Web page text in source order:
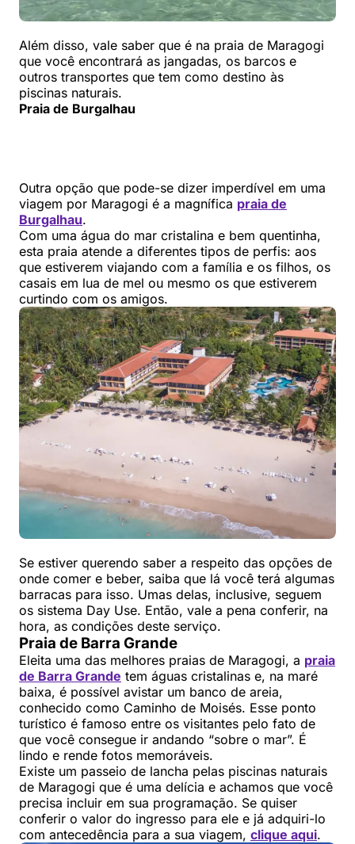
Além disso, vale saber que é na praia de Maragogi
que você encontrará as jangadas, os barcos e
outros transportes que tem como destino às
piscinas naturais.
Praia de Burgalhau
Outra opção que pode-se dizer imperdível em uma
viagem por Maragogi é a magnífica praia de
Burgalhau.
Com uma água do mar cristalina e bem quentinha,
esta praia atende a diferentes tipos de perfis: aos
que estiverem viajando com a família e os filhos, os
casais em lua de mel ou mesmo os que estiverem
curtindo com os amigos.
Se estiver querendo saber a respeito das opções de
onde comer e beber, saiba que lá você terá algumas
barracas para isso. Umas delas, inclusive, seguem
os sistema Day Use. Então, vale a pena conferir, na
hora, as condições deste serviço.
Praia de Barra Grande
Eleita uma das melhores praias de Maragogi, a praia
de Barra Grande tem águas cristalinas e, na maré
baixa, é possível avistar um banco de areia,
conhecido como Caminho de Moisés. Esse ponto
turístico é famoso entre os visitantes pelo fato de
que você consegue ir andando “sobre o mar”. É
lindo e rende fotos memoráveis.
Existe um passeio de lancha pelas piscinas naturais
de Maragogi que é uma delícia e achamos que você
precisa incluir em sua programação. Se quiser
conferir o valor do ingresso para ele e já adquiri-lo
com antecedência para a sua viagem, clique aqui.